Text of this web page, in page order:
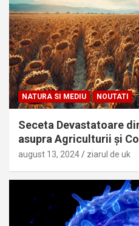
NATURA SI MEDIU NOUTATI
Seceta Devastatoare
asupra Agriculturii și
august 13, 2024 ziarul de uk